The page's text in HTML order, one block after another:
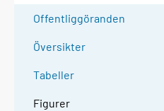
Offentliggöranden
Översikter
Tabeller
Figurer